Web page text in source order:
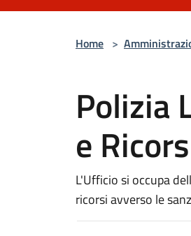
Home >
Polizia
e
L'Ufficio si occupa
ricorsi avverso le